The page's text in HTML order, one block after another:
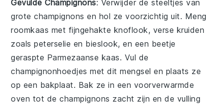
Gevulde Champignons: Verwijder de steeltjes van
grote champignons en hol ze voorzichtig uit. Meng
roomkaas met fijngehakte knoflook, verse kruiden
zoals peterselie en bieslook, en een beetje
geraspte Parmezaanse kaas. Vul de
champignonhoedjes met dit mengsel en plaats ze
op een bakplaat. Bak ze in een voorverwarmde
oven tot de champignons zacht zijn en de vulling